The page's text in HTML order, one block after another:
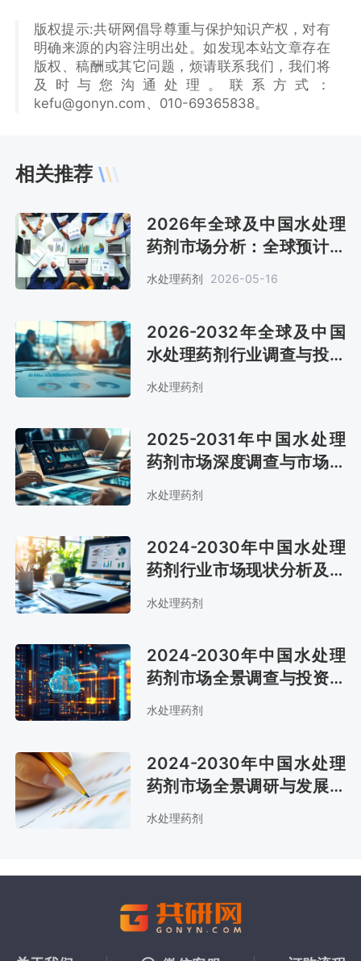
版权提示:共研网倡导尊重与保护知识产权，对有
明确来源的内容注明出处。如发现本站文章存在
版权、稿酬或其它问题，烦请联系我们，我们将
及时与您沟通处理。联系方式：
kefu@gonyn.com、010-69365838。
相关推荐
2026年全球及中国水处理
药剂市场分析：全球预计销
售金额257.9亿美元[图]
水处理药剂 2026-05-16
2026-2032年全球及中国
水处理药剂行业调查与投资
战略咨询报告
水处理药剂
2025-2031年中国水处理
药剂市场深度调查与市场前
景预测报告
水处理药剂
2024-2030年中国水处理
药剂行业市场现状分析及发
展战略咨询报告
水处理药剂
2024-2030年中国水处理
药剂市场全景调查与投资方
向研究报告
水处理药剂
2024-2030年中国水处理
药剂市场全景调研与发展趋
势研究报告
水处理药剂